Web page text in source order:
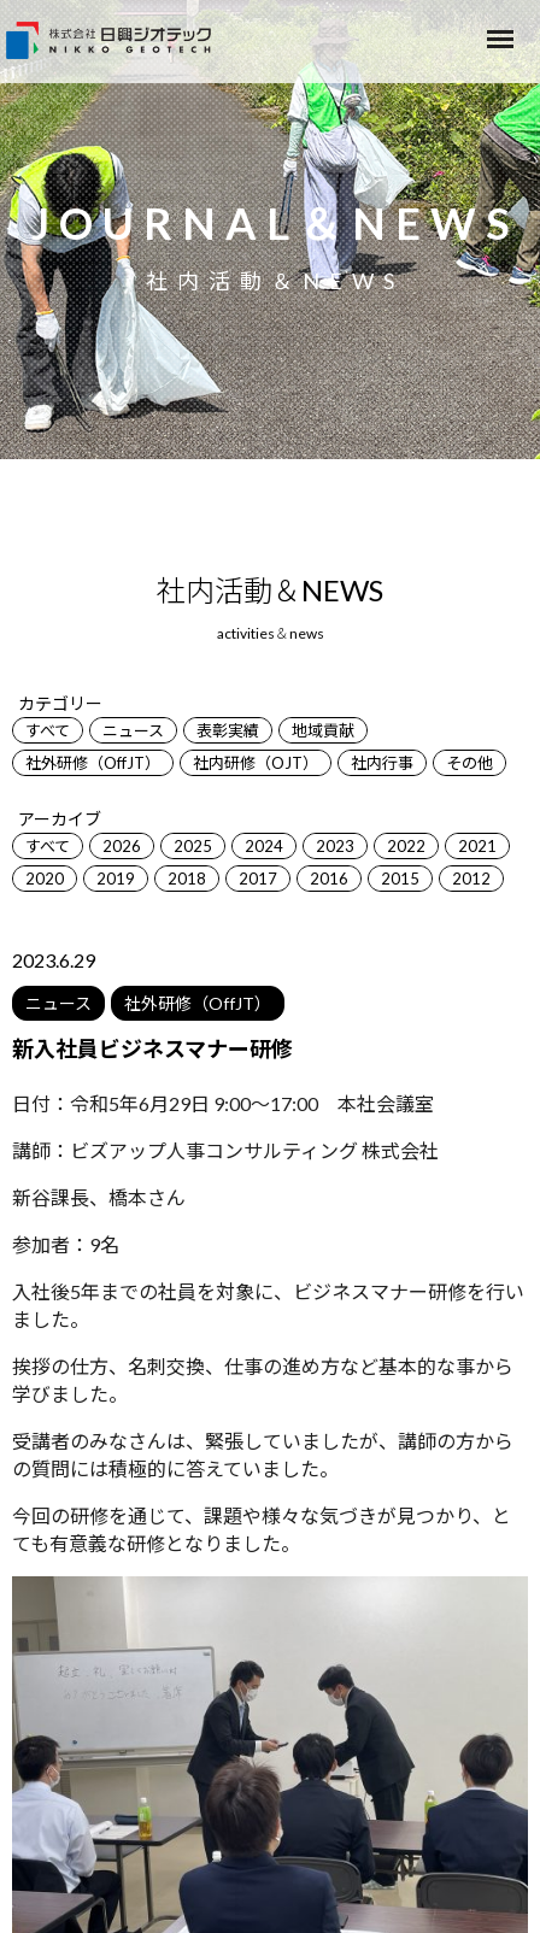
JOURNAL＆NEWS
社内活動＆NEWS
カテゴリー
すべて ニュース 表彰実績
地域貢献
社外研修（OffJT）
社内研修（OJT） 社内行事 その他
アーカイブ
すべて 2026 2025 2024 2023 2022
2021
2020
2019 2018 2017 2016 2015 2012
2023.6.29
ニュース 社外研修（OffJT）
新入社員ビジネスマナー研修
日付：令和5年6月29日 9:00～17:00 本社会議室
講師：ビズアップ人事コンサルティング 株式会社
新谷課長、橋本さん
参加者：9名
入社後5年までの社員を対象に、ビジネスマナー研修を行い
ました。
挨拶の仕方、名刺交換、仕事の進め方など基本的な事から
学びました。
受講者のみなさんは、緊張していましたが、講師の方から
の質問には積極的に答えていました。
今回の研修を通じて、課題や様々な気づきが見つかり、と
ても有意義な研修となりました。